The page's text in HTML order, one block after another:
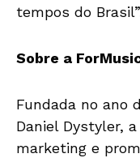
tempos do
Sobre a
Fundada no ano
Daniel Dystyler,
marketing e